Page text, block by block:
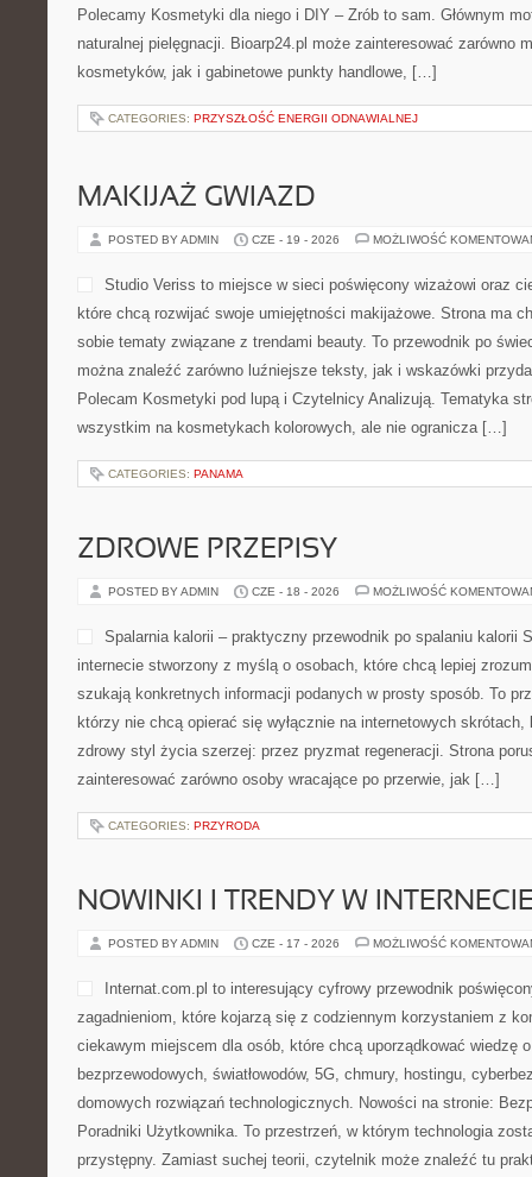
Polecamy Kosmetyki dla niego i DIY – Zrób to sam. Głównym
naturalnej pielęgnacji. Bioarp24.pl może zainteresować zarówno
kosmetyków, jak i gabinetowe punkty handlowe, […]
CATEGORIES: PRZYSZŁOŚĆ ENERGII ODNAWIALNEJ
MAKIJAŻ GWIAZD
POSTED BY ADMIN CZE - 19 - 2026 MOŻLIWOŚĆ
Studio Veriss to miejsce w sieci poświęcony wizażowi oraz
które chcą rozwijać swoje umiejętności makijażowe. Strona ma
sobie tematy związane z trendami beauty. To przewodnik po
można znaleźć zarówno luźniejsze teksty, jak i wskazówki
Polecam Kosmetyki pod lupą i Czytelnicy Analizują. Tematyka
wszystkim na kosmetykach kolorowych, ale nie ogranicza […]
CATEGORIES: PANAMA
ZDROWE PRZEPISY
POSTED BY ADMIN CZE - 18 - 2026 MOŻLIWOŚĆ
Spalarnia kalorii – praktyczny przewodnik po spalaniu kalorii
internecie stworzony z myślą o osobach, które chcą lepiej
szukają konkretnych informacji podanych w prosty sposób. To
którzy nie chcą opierać się wyłącznie na internetowych
zdrowy styl życia szerzej: przez pryzmat regeneracji. Strona
zainteresować zarówno osoby wracające po przerwie, jak […]
CATEGORIES: PRZYRODA
NOWINKI I TRENDY W
POSTED BY ADMIN CZE - 17 - 2026 MOŻLIWOŚĆ
Internat.com.pl to interesujący cyfrowy przewodnik
zagadnieniom, które kojarzą się z codziennym korzystaniem z
ciekawym miejscem dla osób, które chcą uporządkować wiedzę
bezprzewodowych, światłowodów, 5G, chmury, hostingu,
domowych rozwiązań technologicznych. Nowości na stronie:
Poradniki Użytkownika. To przestrzeń, w którym technologia
przystępny. Zamiast suchej teorii, czytelnik może znaleźć tu